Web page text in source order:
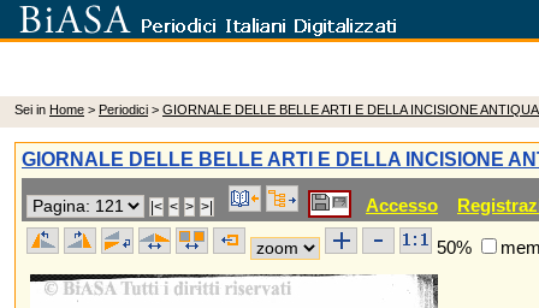
Sei in Home > Periodici > GIORNALE DELLE BELLE ARTI E DELLA INCISIONE
GIORNALE DELLE BELLE ARTI E DELLA INCISIONE
Accesso
50%